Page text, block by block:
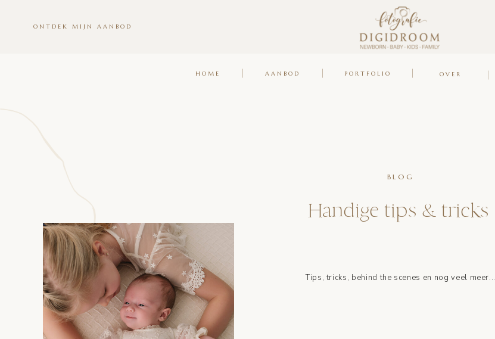
ONTDEK MIJN AANBOD
OVER
PORTFOLIO
AANBOD
HOME
Tips, tricks, behind the scenes en nog veel meer...
Handige tips & tricks
BLOG